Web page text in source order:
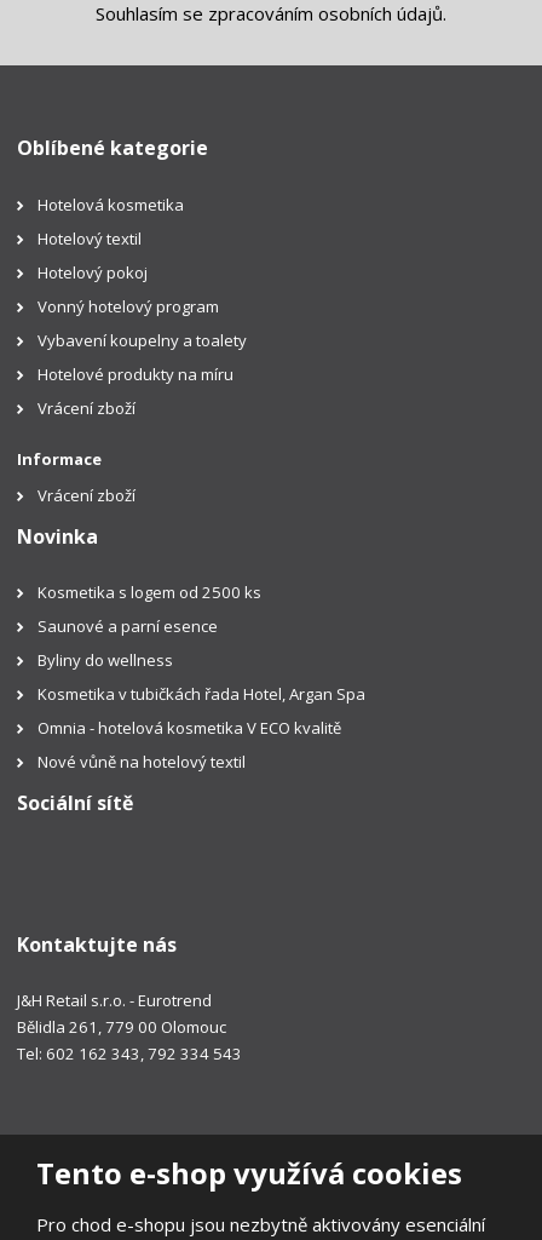
Tento e-shop využívá cookies
Pro chod e-shopu jsou nezbytně aktivovány esenciální
Souhlasím se zpracováním osobních údajů.
Oblíbené kategorie
Hotelová kosmetika
Hotelový textil
Hotelový pokoj
Vonný hotelový program
Vybavení koupelny a toalety
Hotelové produkty na míru
Vrácení zboží
Informace
Vrácení zboží
Novinka
Kosmetika s logem od 2500 ks
Saunové a parní esence
Byliny do wellness
Kosmetika v tubičkách řada Hotel, Argan Spa
Omnia - hotelová kosmetika V ECO kvalitě
Nové vůně na hotelový textil
Sociální sítě
Kontaktujte nás
J&H Retail s.r.o. - Eurotrend
Bělidla 261, 779 00 Olomouc
Tel: 602 162 343, 792 334 543